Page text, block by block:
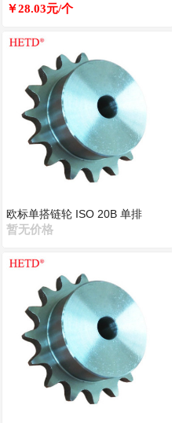
￥28.03元/个
欧标单搭链轮 ISO 20B 单排
暂无价格